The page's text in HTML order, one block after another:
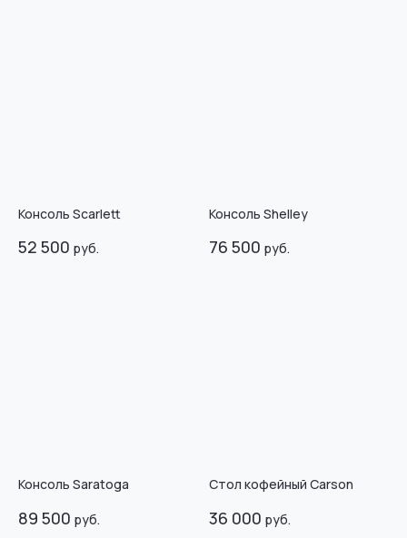
Консоль Scarlett
52 500 руб.
Консоль Shelley
76 500 руб.
Консоль Saratoga
89 500 руб.
Стол кофейный Carson
36 000 руб.